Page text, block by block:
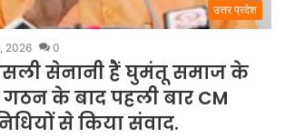
उत्तर प्रदेश
2026 0
सेनानी हैं घुमंतू समाज के
गठन के बाद पहली बार CM
से किया संवाद.